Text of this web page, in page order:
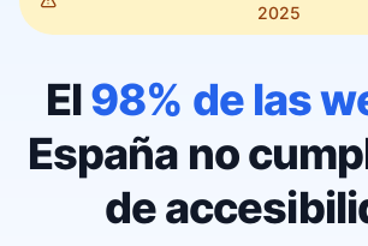
2025
El98% de las
España no
de